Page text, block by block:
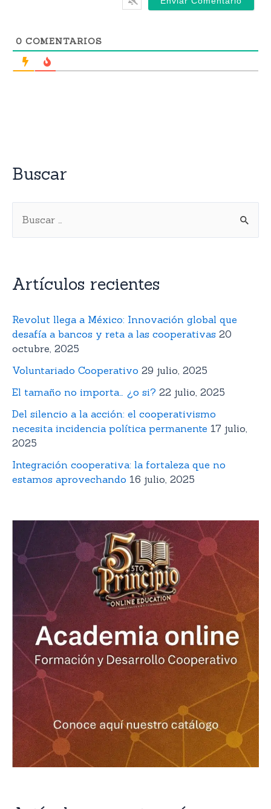
0 COMENTARIOS
Buscar
Artículos recientes
Revolut llega a México: Innovación global que
desafía a bancos y reta a las cooperativas 20
octubre, 2025
Voluntariado Cooperativo 29 julio, 2025
El tamaño no importa… ¿o si? 22 julio, 2025
Del silencio a la acción: el cooperativismo
necesita incidencia política permanente 17 julio,
2025
Integración cooperativa: la fortaleza que no
estamos aprovechando 16 julio, 2025